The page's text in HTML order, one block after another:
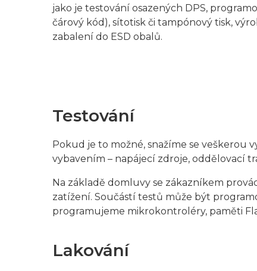
jako je testování osazených DPS,
čárový kód), sítotisk či tampónový tisk,
zabalení do ESD obalů.
Testování
Pokud je to možné, snažíme se
vybavením – napájecí zdroje, oddělovací
Na základě domluvy se zákazníkem
zatížení. Součástí testů může být
programujeme mikrokontroléry, paměti
Lakování